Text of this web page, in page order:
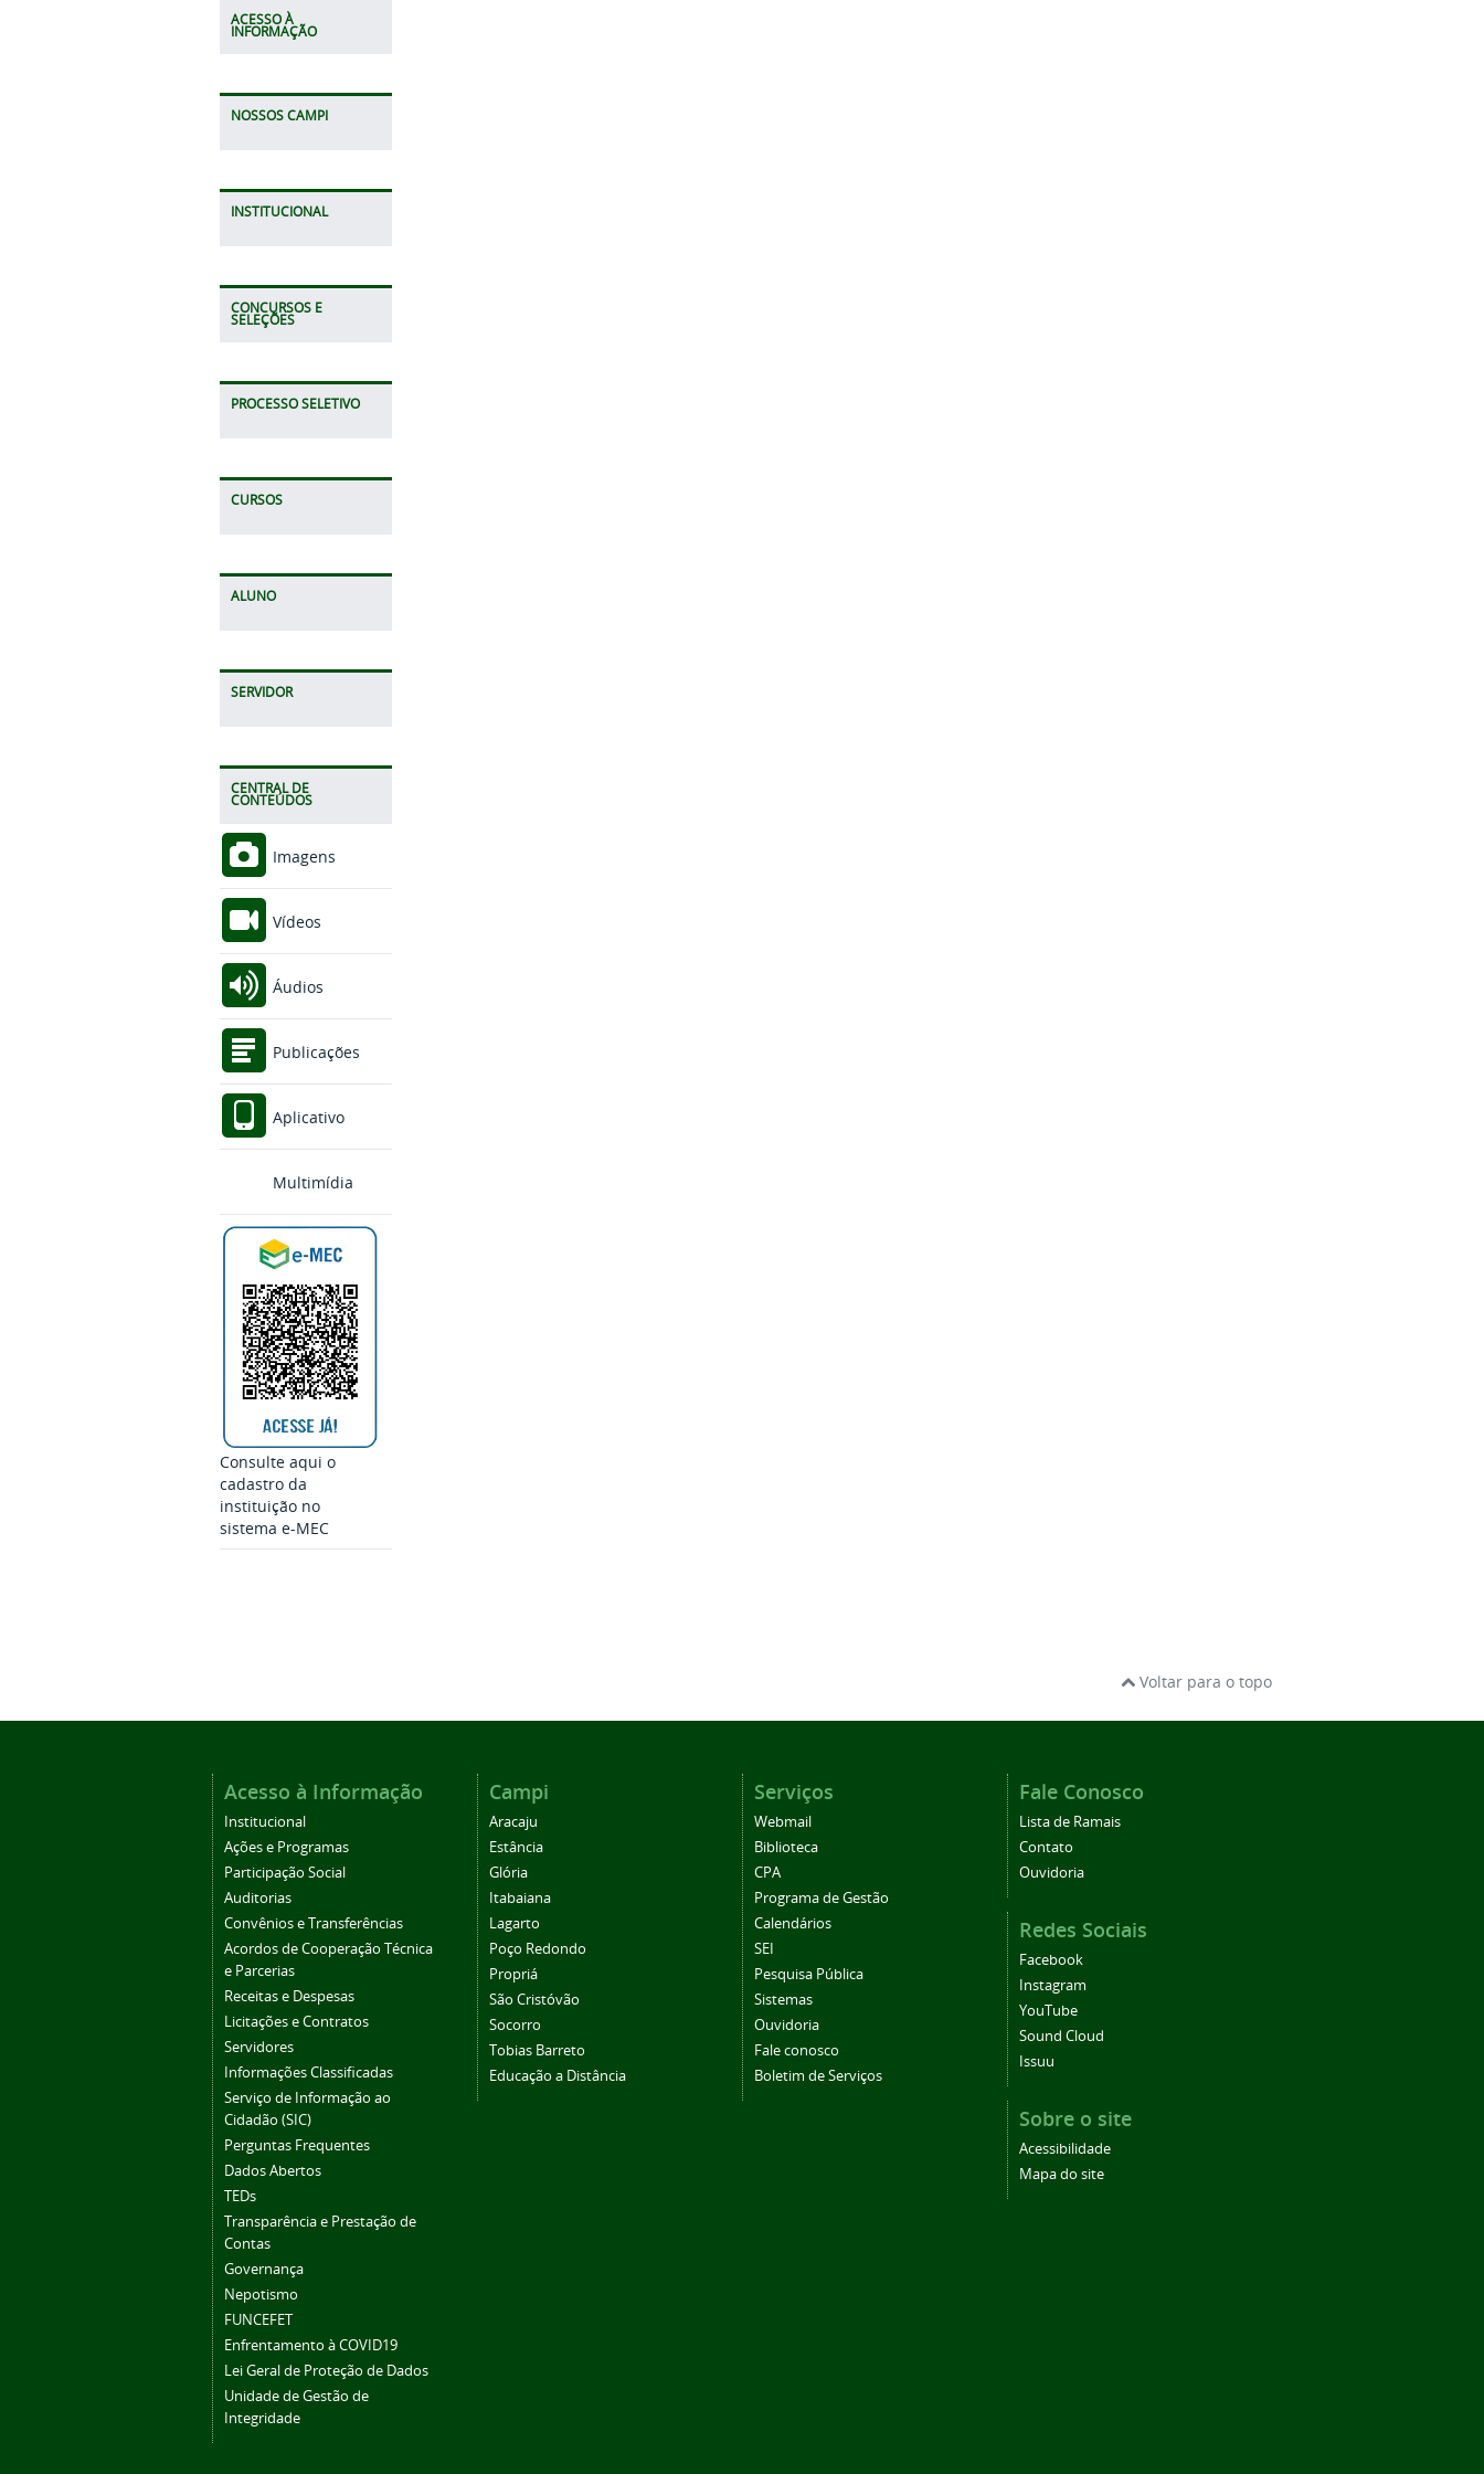
ACESSO À
INFORMAÇÃO
NOSSOS CAMPI
INSTITUCIONAL
CONCURSOS E
SELEÇÕES
PROCESSO SELETIVO
CURSOS
ALUNO
SERVIDOR
CENTRAL DE
CONTEÚDOS
Imagens
Vídeos
Áudios
Publicações
Aplicativo
Multimídia
Consulte aqui o
cadastro da
instituição no
sistema e-MEC
Voltar para o topo
Acesso à Informação
Institucional
Ações e Programas
Participação Social
Auditorias
Convênios e Transferências
Acordos de Cooperação Técnica
e Parcerias
Receitas e Despesas
Licitações e Contratos
Servidores
Informações Classificadas
Serviço de Informação ao
Cidadão (SIC)
Perguntas Frequentes
Dados Abertos
TEDs
Transparência e Prestação de
Contas
Governança
Nepotismo
FUNCEFET
Enfrentamento à COVID19
Lei Geral de Proteção de Dados
Unidade de Gestão de
Integridade
Campi
Aracaju
Estância
Glória
Itabaiana
Lagarto
Poço Redondo
Propriá
São Cristóvão
Socorro
Tobias Barreto
Educação a Distância
Serviços
Webmail
Biblioteca
CPA
Programa de Gestão
Calendários
SEI
Pesquisa Pública
Sistemas
Ouvidoria
Fale conosco
Boletim de Serviços
Fale Conosco
Lista de Ramais
Contato
Ouvidoria
Redes Sociais
Facebook
Instagram
YouTube
Sound Cloud
Issuu
Sobre o site
Acessibilidade
Mapa do site